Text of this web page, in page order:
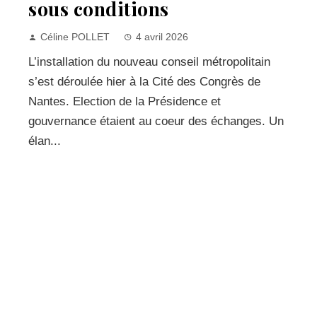
sous conditions
Céline POLLET 4 avril 2026
L’installation du nouveau conseil métropolitain
s’est déroulée hier à la Cité des Congrès de
Nantes. Election de la Présidence et
gouvernance étaient au coeur des échanges. Un
élan...